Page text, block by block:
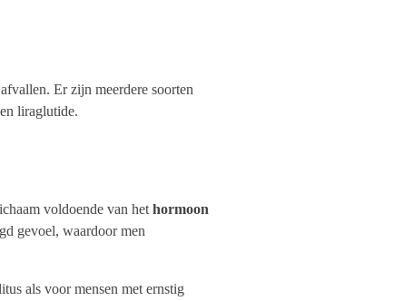
Er zijn meerdere soorten
liraglutide.
voldoende van het hormoon
gevoel, waardoor men
als voor mensen met ernstig